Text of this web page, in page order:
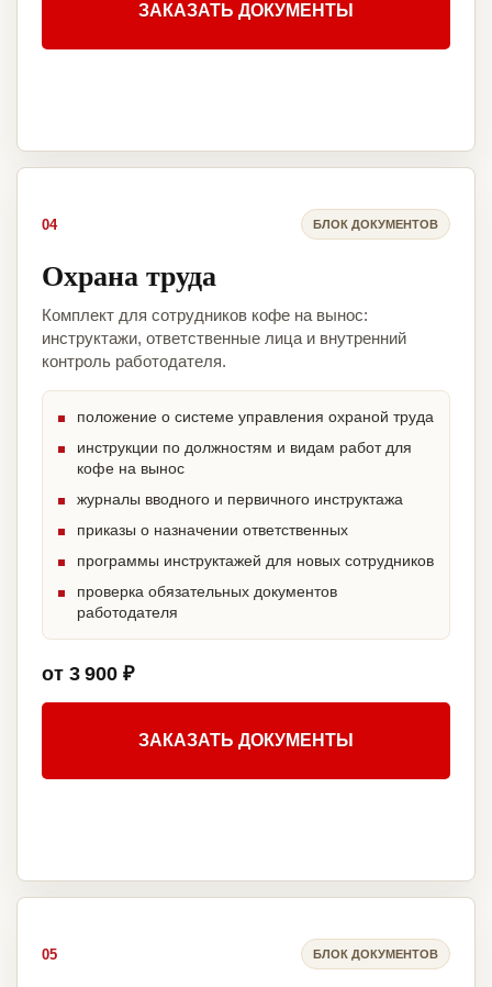
ЗАКАЗАТЬ ДОКУМЕНТЫ
04 БЛОК ДОКУМЕНТОВ
Охрана труда
Комплект для сотрудников кофе на вынос:
инструктажи, ответственные лица и внутренний
контроль работодателя.
положение о системе управления охраной труда
инструкции по должностям и видам работ для
кофе на вынос
журналы вводного и первичного инструктажа
приказы о назначении ответственных
программы инструктажей для новых сотрудников
проверка обязательных документов
работодателя
от 3 900 ₽
ЗАКАЗАТЬ ДОКУМЕНТЫ
05 БЛОК ДОКУМЕНТОВ